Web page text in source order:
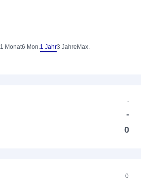
1 Monat6 Mon.1 Jahr3 Jahre Max.
-
-
0
0